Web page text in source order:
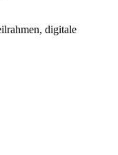
digitale